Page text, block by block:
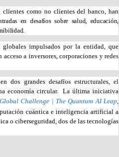
clientes como no clientes del banco, han
en desafíos sobre salud, educación,
impulsados por la entidad, que
a inversores, corporaciones y redes
dos grandes desafíos estructurales, el
economía circular. La última iniciativa
Challenge | The Quantum AI Leap,
cuántica e inteligencia artificial a
o ciberseguridad, dos de las tecnologías